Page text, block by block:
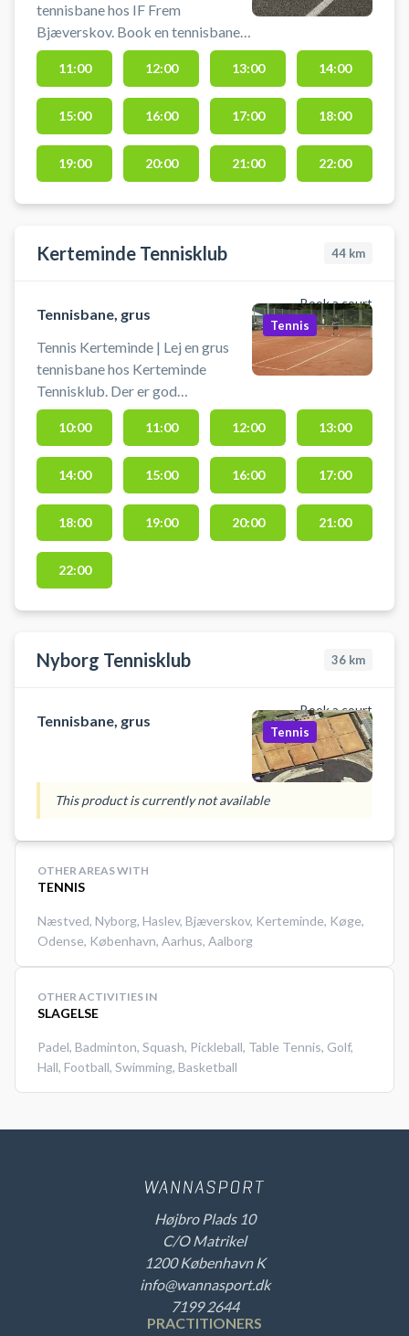
tennisbane hos IF Frem
Bjæverskov. Book en tennisbane
og spil tennis i Bjæverskov på en
af de to udendørs tennisbaner
beliggende ved Skovbohallen i
Bjæverskov. Tennisbanerne har
begge en grå grusbelægning.
Gratis parkering ved
tennisbanerne, på den store
parkeringsplads ved Skovbohallen
11:00 12:00 13:00 14:00
15:00 16:00 17:00 18:00
19:00 20:00 21:00 22:00
Kerteminde Tennisklub 44 km
Book a court
Tennisbane, grus
Tennis Kerteminde | Lej en grus
tennisbane hos Kerteminde
Tennisklub. Der er god
parkeringsmuligheder og
omklædningsfaciliteter i
klubhuset. Spil tennis i Kerteminde
på en af grusbanerne hos byens
tennisklub.
Tennis
10:00 11:00 12:00 13:00
14:00 15:00 16:00 17:00
18:00 19:00 20:00 21:00
22:00
Nyborg Tennisklub 36 km
Book a court
Tennisbane, grus
Tennis
This product is currently not available
OTHER AREAS WITH
TENNIS
Næstved, Nyborg, Haslev, Bjæverskov, Kerteminde, Køge,
Odense, København, Aarhus, Aalborg
OTHER ACTIVITIES IN
SLAGELSE
Padel, Badminton, Squash, Pickleball, Table Tennis, Golf,
Hall, Football, Swimming, Basketball
Højbro Plads 10
C/O Matrikel
1200 København K
info@wannasport.dk
7199 2644
PRACTITIONERS